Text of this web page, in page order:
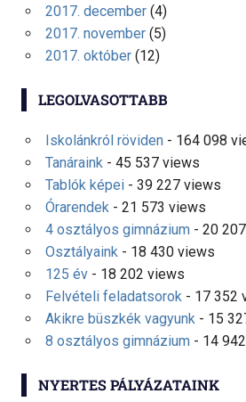
2017. december(4)
2017. november(5)
2017. október(12)
LEGOLVASOTTABB
Iskolánkról röviden- 164 098
Tanáraink- 45 537 views
Tablók képei- 39 227 views
Órarendek- 21 573 views
4 osztályos gimnázium- 20
Osztályaink- 18 430 views
125 év- 18 202 views
Felvételi feladatsorok- 17 352
Akikre büszkék vagyunk- 15
8 osztályos gimnázium- 14
NYERTES PÁLYÁZATAINK